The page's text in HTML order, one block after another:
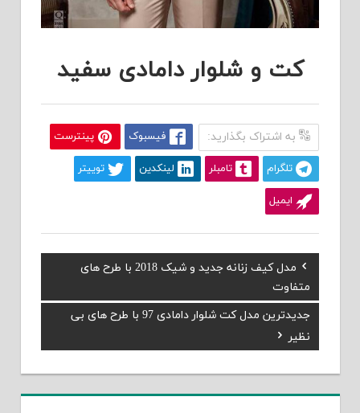
کت و شلوار دامادی سفید
به اشتراک بگذارید: فیسبوک پینترست
تلگرام تامبلر لینکدین توییتر
ایمیل
راهبری
نوشته
Previous
Post:
مدل کیف زنانه جدید و شیک 2018 با طرح های
متفاوت
Next
Post:
جدیدترین مدل کت شلوار دامادی 97 با طرح های بی
نظیر